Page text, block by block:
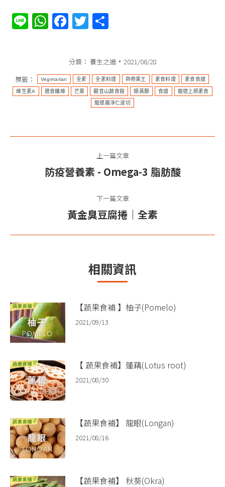
LineWhatsApp
Facebook
Twitter
分類： 養生之道
2021/06/28
標籤：
Vegetarian​ 全素​​​​​​ 全素料理​ 熱帶果王 素食料理 素食食譜​​​​​​
維生素A 膳食纖維 芒果 觀音山蔬食館 類黃酮 食譜 龍德上師素食
龍德嚴淨仁波切
上一篇文章
上
篇
文
防疫營養素 ​- Omega-3 脂肪酸
下一篇文章
下
章：
黃金臭豆腐捲｜全素
相關資訊
【蔬果食補 】柚子(Pomelo)​
2021/09/13
【 蔬果食補】蓮藕(Lotus root)
2021/08/30
【蔬果食補】 龍眼(Longan)​
2021/08/16
【蔬果食補】 秋葵(Okra)​